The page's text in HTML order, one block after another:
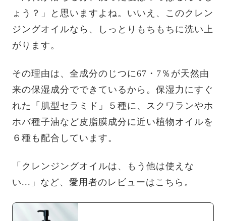
ょう？」と思いますよね。いいえ、このクレン
ジングオイルなら、しっとりもちもちに洗い上
がります。
その理由は、全成分のじつに67・7％が天然由
来の保湿成分でできているから。保湿力にすぐ
れた「肌型セラミド」５種に、スクワランやホ
ホバ種子油など皮脂膜成分に近い植物オイルを
６種も配合しています。
「クレンジングオイルは、もう他は使えな
い...」など、愛用者のレビューはこちら。